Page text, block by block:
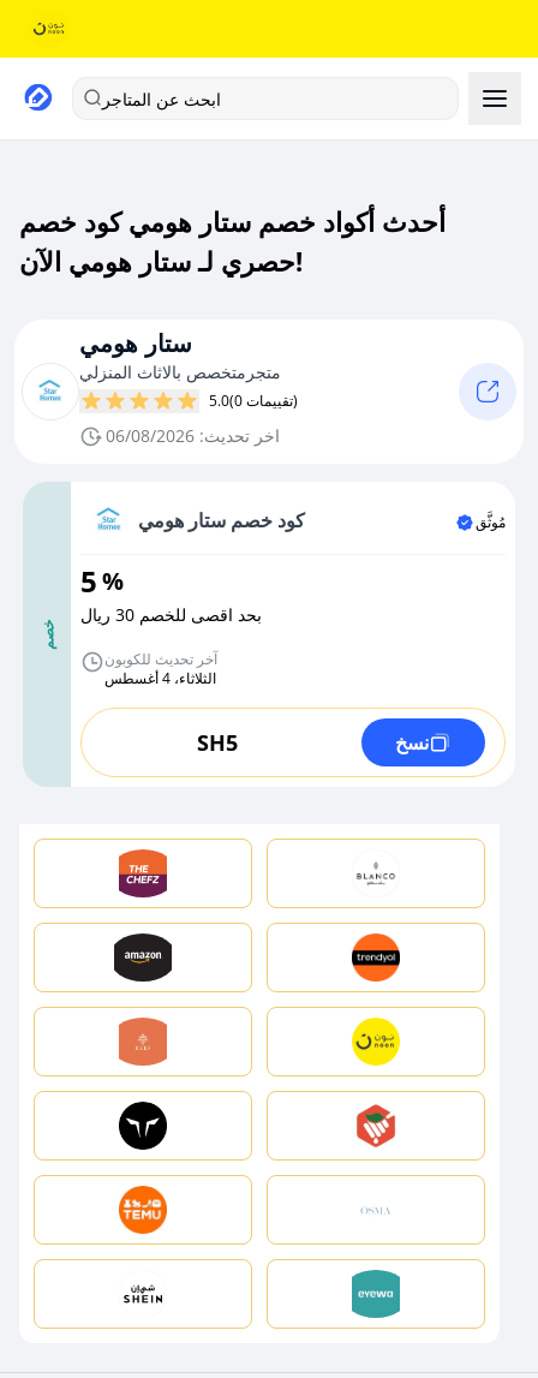
ابحث عن المتاجر
أحدث أكواد خصم ستار هومي كود خصم
حصري لـ ستار هومي الآن!
ستار هومي
متجرمتخصص بالاثاث المنزلي
5.0 (0 تقييمات)
اخر تحديث: 06/08/2026
خصم
كود خصم ستار هومي مُوثَّق
5%
بحد اقصى للخصم 30 ريال
آخر تحديث للكوبون
الثلاثاء، 4 أغسطس
SH5 نسخ